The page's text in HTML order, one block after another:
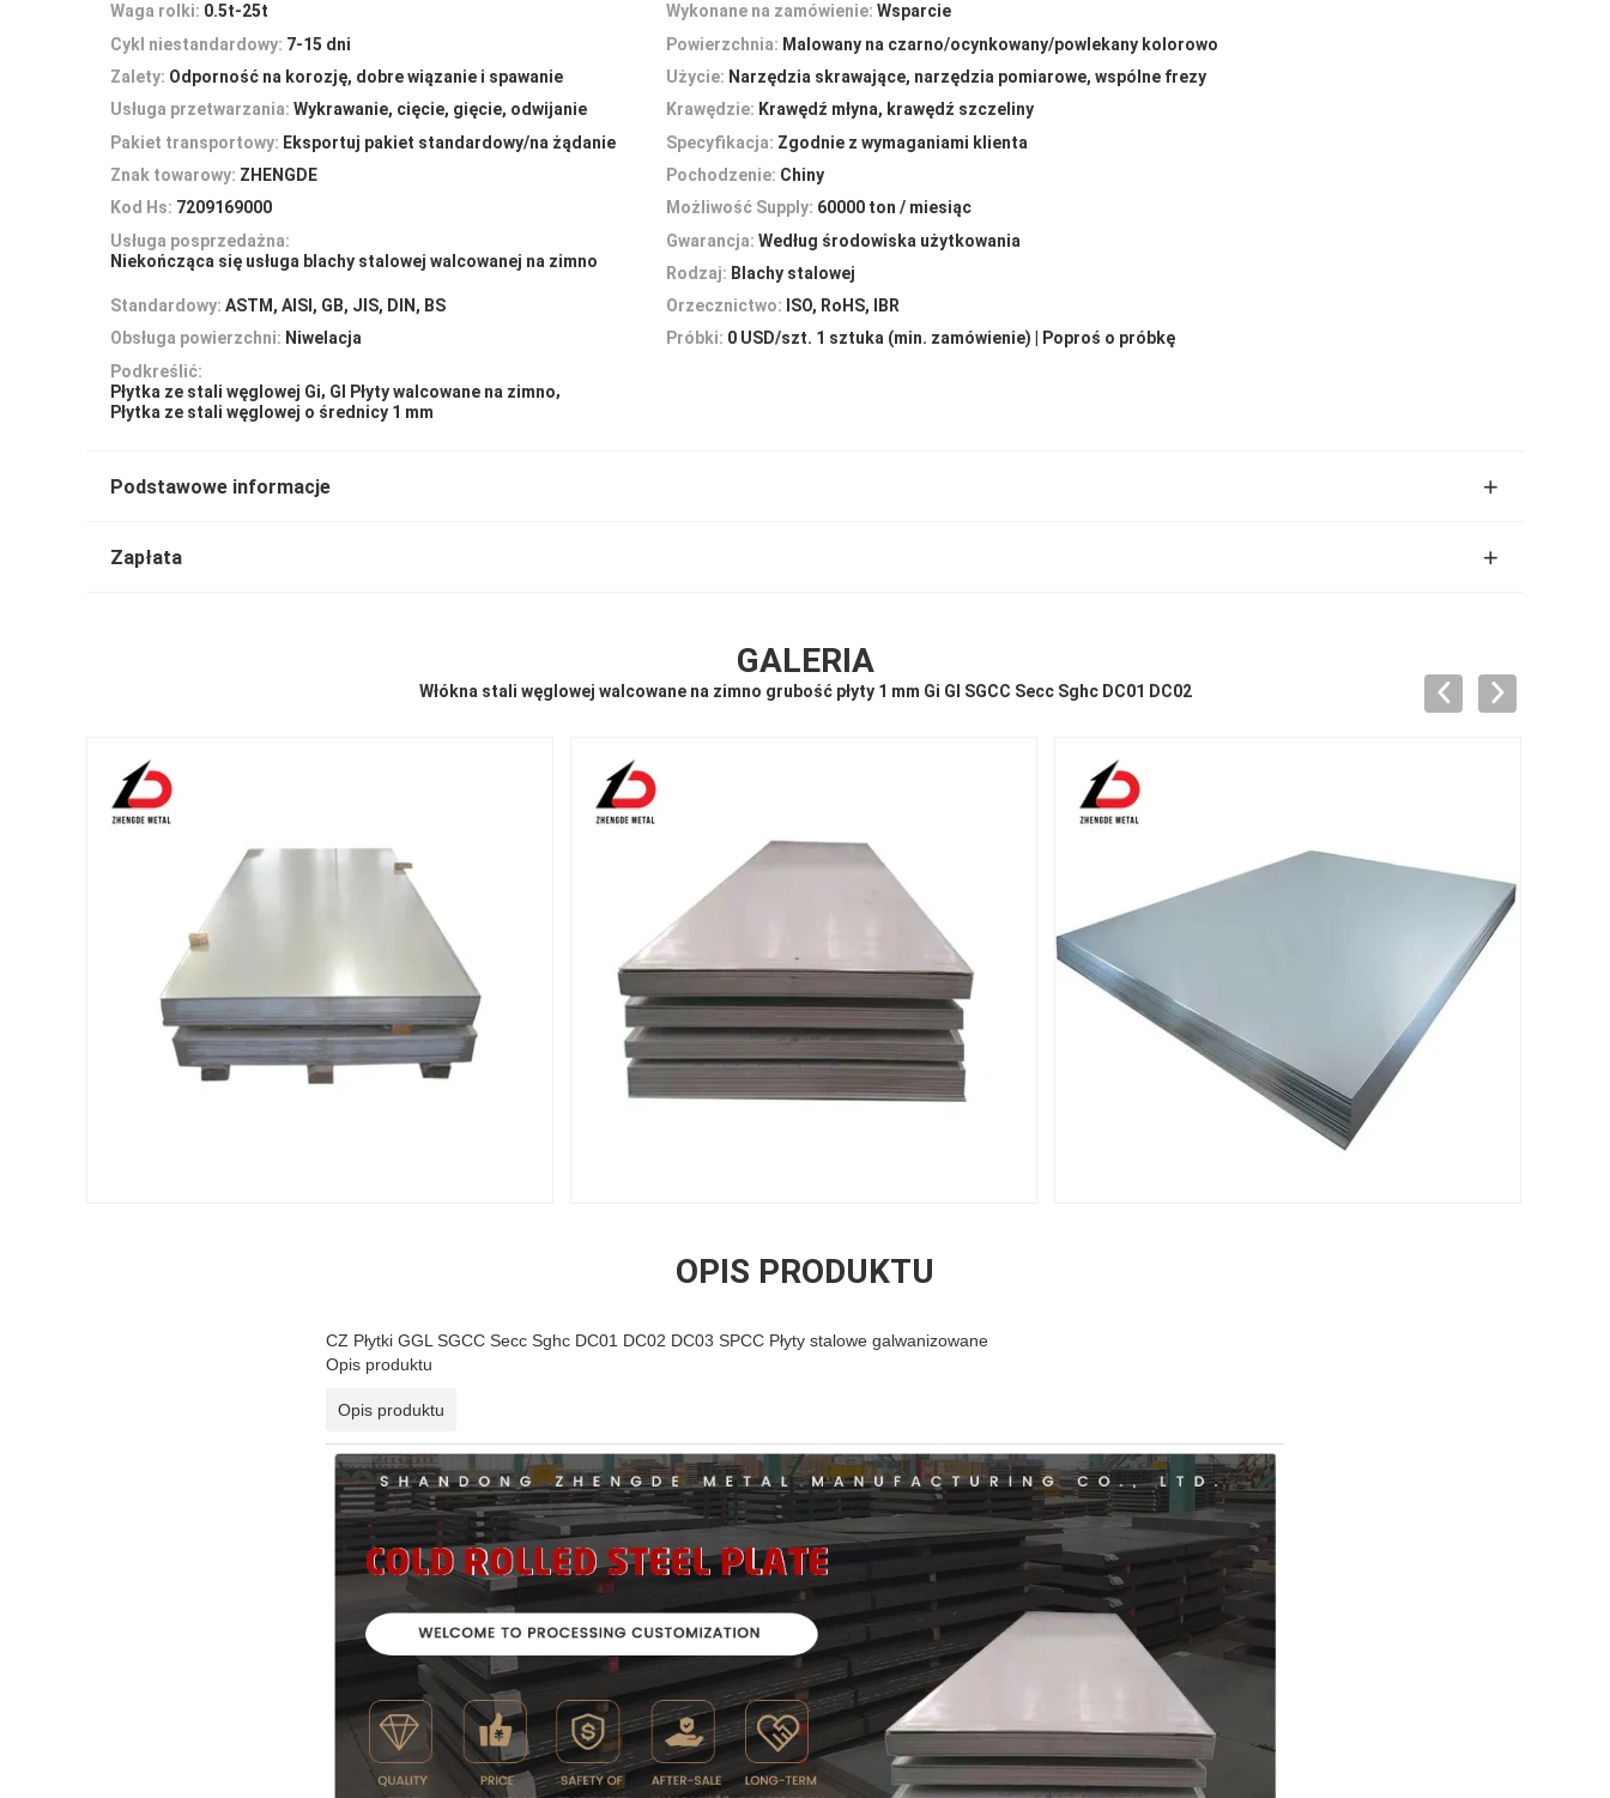
Waga rolki: 0.5t-25t Wykonane na zamówienie: Wsparcie
Cykl niestandardowy: 7-15 dni Powierzchnia: Malowany na czarno/ocynkowany/powlekany kolorowo
Zalety: Odporność na korozję, dobre wiązanie i spawanie Użycie: Narzędzia skrawające, narzędzia pomiarowe, wspólne frezy
Usługa przetwarzania: Wykrawanie, cięcie, gięcie, odwijanie Krawędzie: Krawędź młyna, krawędź szczeliny
Pakiet transportowy: Eksportuj pakiet standardowy/na żądanie Specyfikacja: Zgodnie z wymaganiami klienta
Znak towarowy: ZHENGDE Pochodzenie: Chiny
Kod Hs: 7209169000 Możliwość Supply: 60000 ton / miesiąc
Usługa posprzedażna:
Niekończąca się usługa blachy stalowej walcowanej na zimno
Gwarancja: Według środowiska użytkowania
Rodzaj: Blachy stalowej
Standardowy: ASTM, AISI, GB, JIS, DIN, BS Orzecznictwo: ISO, RoHS, IBR
Obsługa powierzchni: Niwelacja Próbki: 0 USD/szt. 1 sztuka (min. zamówienie) | Poproś o próbkę
Podkreślić:
Płytka ze stali węglowej Gi, Gl Płyty walcowane na zimno,
Płytka ze stali węglowej o średnicy 1 mm
Podstawowe informacje
Zapłata
GALERIA
Włókna stali węglowej walcowane na zimno grubość płyty 1 mm Gi Gl SGCC Secc Sghc DC01 DC02
OPIS PRODUKTU
CZ Płytki GGL SGCC Secc Sghc DC01 DC02 DC03 SPCC Płyty stalowe galwanizowane
Opis produktu
Opis produktu